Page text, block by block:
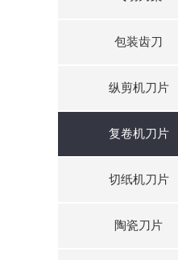
包装齿刀
纵剪机刀片
复卷机刀片
切纸机刀片
陶瓷刀片